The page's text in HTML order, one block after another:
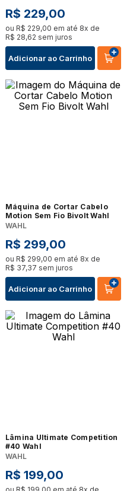
R$ 229,00
ou R$ 229,00 em até 8x de
R$ 28,62 sem juros
Adicionar ao Carrinho
Máquina de Cortar Cabelo
Motion Sem Fio Bivolt Wahl
WAHL
R$ 299,00
ou R$ 299,00 em até 8x de
R$ 37,37 sem juros
Adicionar ao Carrinho
Lâmina Ultimate Competition
#40 Wahl
WAHL
R$ 199,00